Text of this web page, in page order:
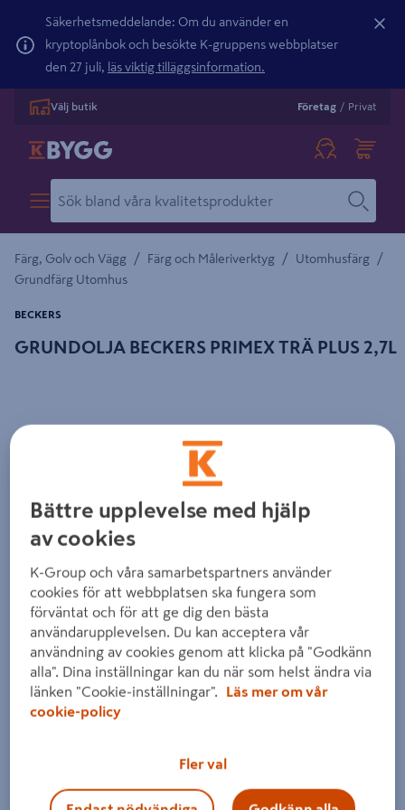
Säkerhetsmeddelande: Om du använder en
kryptoplånbok och besökte K-gruppens webbplatser
den 27 juli, läs viktig tilläggsinformation.
Välj butik Företag / Privat
Färg, Golv och Vägg / Färg och Måleriverktyg / Utomhusfärg /
Grundfärg Utomhus
GRUNDOLJA BECKERS PRIMEX TRÄ PLUS 2,7L
BECKERS
Bättre upplevelse med hjälp
av cookies
K-Group och våra samarbetspartners använder
cookies för att webbplatsen ska fungera som
förväntat och för att ge dig den bästa
användarupplevelsen. Du kan acceptera vår
användning av cookies genom att klicka på "Godkänn
alla". Dina inställningar kan du när som helst ändra via
länken "Cookie-inställningar".
Läs mer om vår
cookie-policy
Fler val